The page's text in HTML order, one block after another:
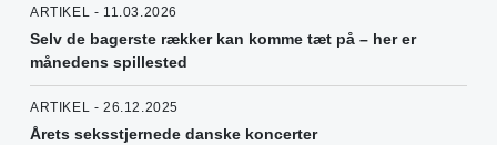
ARTIKEL - 11.03.2026
Selv de bagerste rækker kan komme tæt på – her er
månedens spillested
ARTIKEL - 26.12.2025
Årets seksstjernede danske koncerter